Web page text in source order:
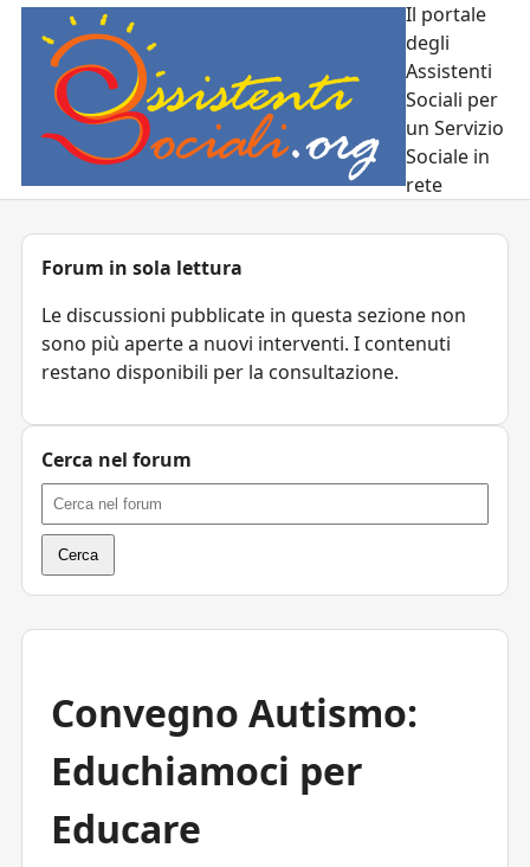
Il portale
degli
Assistenti
Sociali per
un Servizio
Sociale in
rete
Convegno Autismo:
Educhiamoci per
Educare
Forum in sola lettura
Le discussioni pubblicate in questa sezione non
sono più aperte a nuovi interventi. I contenuti
restano disponibili per la consultazione.
Cerca nel forum
Cerca